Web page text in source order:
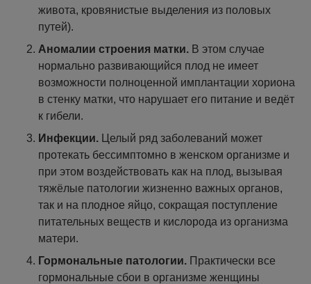
живота, кровянистые выделения из половых
путей).
Аномалии строения матки. В этом случае
нормально развивающийся плод не имеет
возможности полноценной имплантации хориона
в стенку матки, что нарушает его питание и ведёт
к гибели.
Инфекции. Целый ряд заболеваний может
протекать бессимптомно в женском организме и
при этом воздействовать как на плод, вызывая
тяжёлые патологии жизненно важных органов,
так и на плодное яйцо, сокращая поступление
питательных веществ и кислорода из организма
матери.
Гормональные патологии. Практически все
гормональные сбои в организме женщины